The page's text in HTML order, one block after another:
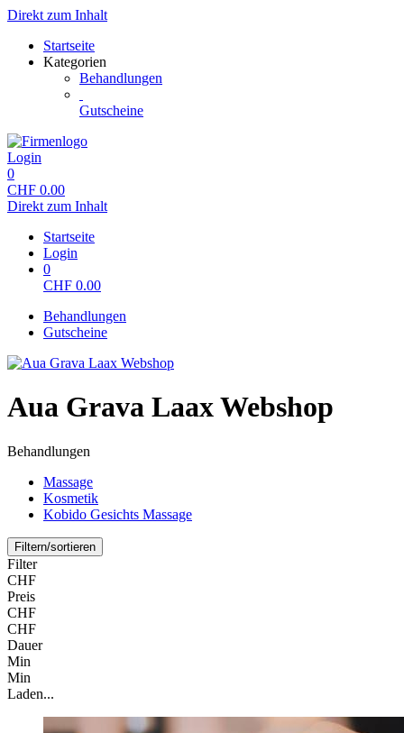
Direkt zum Inhalt
Startseite
Kategorien
Behandlungen
Gutscheine
Login
0
CHF 0.00
Direkt zum Inhalt
Startseite
Login
0
CHF 0.00
Behandlungen
Gutscheine
Aua Grava Laax Webshop
Behandlungen
Massage
Kosmetik
Kobido Gesichts Massage
Filtern/sortieren
Filter
CHF
Preis
CHF
CHF
Dauer
Min
Min
Laden...